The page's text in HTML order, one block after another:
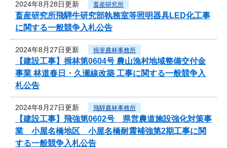
2024年8月28日更新 畜産研究所
畜産研究所飛騨牛研究部執務室等照明器具LED化工事
に関する一般競争入札公告
2024年8月27日更新 揖斐農林事務所
【建設工事】揖林第0604号 農山漁村地域整備交付金
事業 林道春日・久瀬線改築 工事に関する一般競争入
札公告
2024年8月27日更新 飛騨農林事務所
【建設工事】飛強第0602号 県営農道施設強化対策事
業 小屋名橋地区 小屋名橋耐震補強第2期工事に関
する一般競争入札公告